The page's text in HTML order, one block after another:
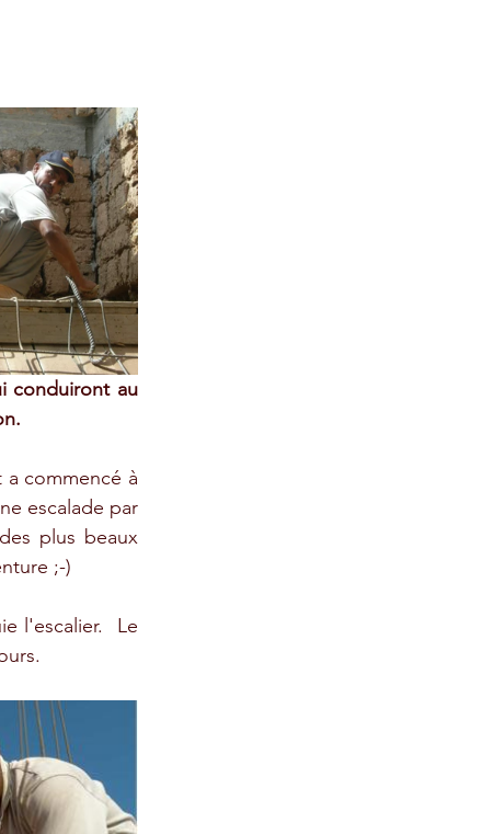
conduiront au
commencé à
escalade par
plus beaux
;-)
l'escalier.  Le